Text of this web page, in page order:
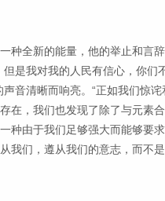
种全新的能量，他的举止和言
是我对我的人民有信心，你们
音清晰而响亮。“正如我们惊
在，我们也发现了除了与元素
由于我们足够强大而能够要求
我们，遵从我们的意志，而不